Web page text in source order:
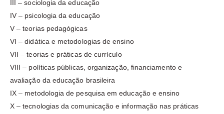
III – sociologia da educação
IV – psicologia da educação
V – teorias pedagógicas
VI – didática e metodologias de ensino
VII – teorias e práticas de currículo
VIII – políticas públicas, organização, financiamento e
avaliação da educação brasileira
IX – metodologia de pesquisa em educação e ensino
X – tecnologias da comunicação e informação nas práticas